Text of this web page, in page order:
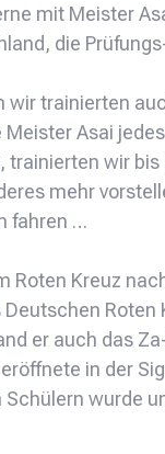
mit Meister
die
wir trainierten
Asai
wir bis
mehr
fahren …
Roten Kreuz
Roten
er auch das
in der
Schülern wurde